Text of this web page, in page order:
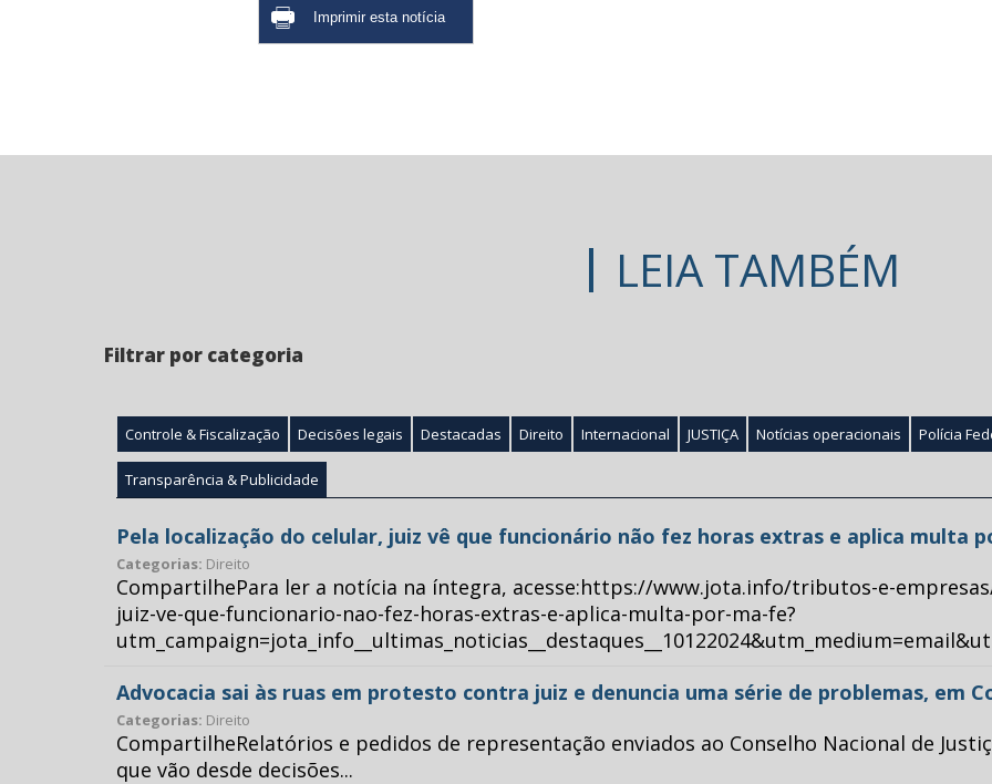
LEIA TAMBÉM
Filtrar por categoria
Controle & Fiscalização Decisões legais Destacadas Direito Internacional JUSTIÇA Notícias operacionais Polícia
Transparência & Publicidade
Pela localização do celular, juiz vê que funcionário não fez horas extras e aplica multa
Categorias: Direito
CompartilhePara ler a notícia na íntegra, acesse:https://www.jota.info/tributos-e-
juiz-ve-que-funcionario-nao-fez-horas-extras-e-aplica-multa-por-ma-fe?
Advocacia sai às ruas em protesto contra juiz e denuncia uma série de problemas, em
Categorias: Direito
CompartilheRelatórios e pedidos de representação enviados ao Conselho Nacional de
que vão desde decisões...